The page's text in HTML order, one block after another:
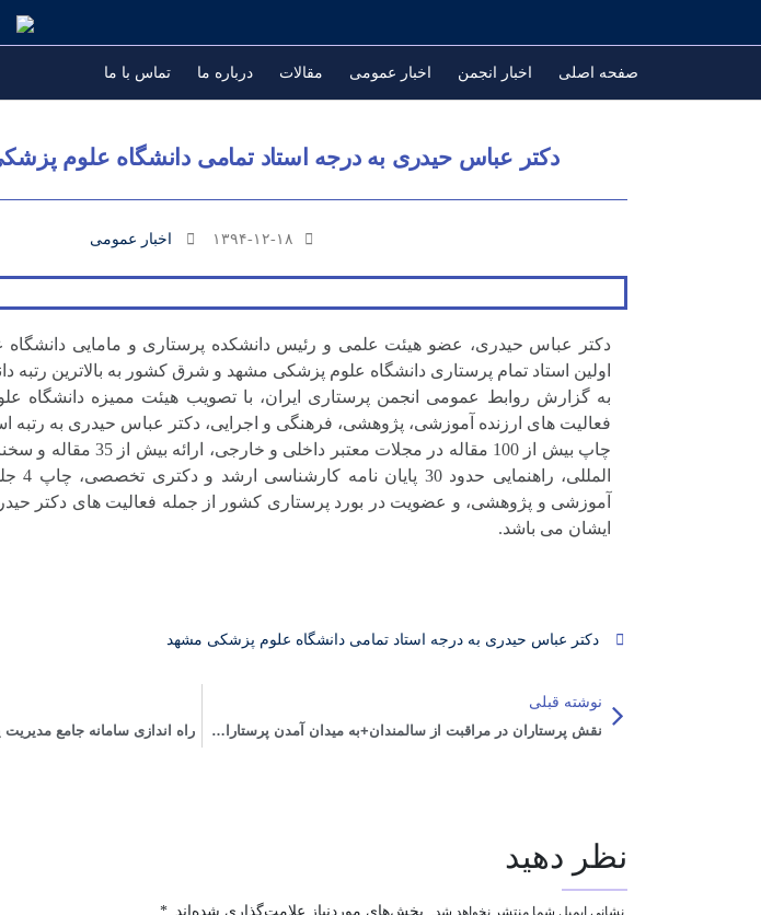
صفحه اصلی اخبار انجمن اخبار عمومی مقالات درباره ما تماس با ما
دکتر عباس حیدری به درجه استاد تمامی دانشگاه علوم
۱۳۹۴-۱۲-۱۸ اخبار عمومی
دکتر عباس حیدری، عضو هیئت علمی و رئیس دانشکده پرستاری و مامایی
اولین استاد تمام پرستاری دانشگاه علوم پزشکی مشهد و شرق کشور به بالاترین رتبه
به گزارش روابط عمومی انجمن پرستاری ایران، با تصویب هیئت ممیزه دانشگاه
فعالیت های ارزنده آموزشی، پژوهشی، فرهنگی و اجرایی، دکتر عباس حیدری به رتبه
چاپ بیش از 100 مقاله در مجلات
المللی،
آموزشی و پژوهشی، و عضویت در بورد پرستاری کشور از جمله فعالیت های دکتر
ایشان می باشد.
دکتر عباس حیدری به درجه استاد تمامی دانشگاه علوم پزشکی مشهد
نوشته قبلی
نقش پرستاران در مراقبت از سالمندان+به میدان آمدن پرستاران متخصص سالمندی
نظر دهید
نشانی ایمیل شما منتشر نخواهد شد. بخش‌های موردنیاز علامت‌گذاری شده‌اند *